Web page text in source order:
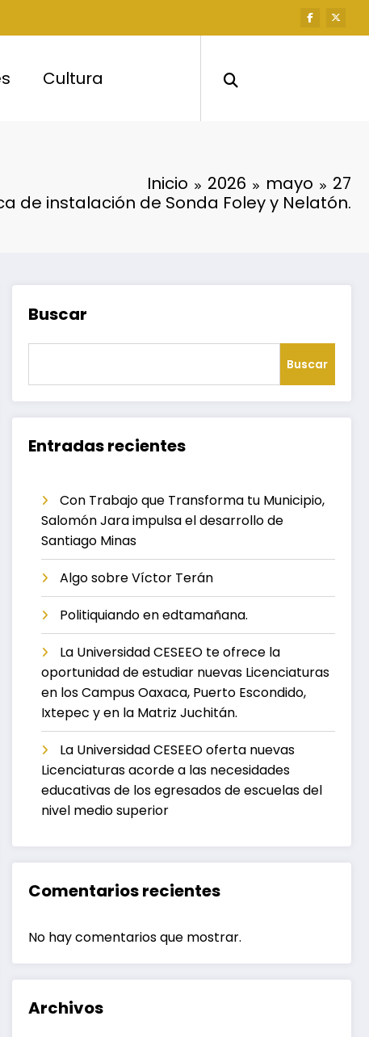
Cultura
Inicio 2026 mayo
27
de instalación de Sonda Foley y Nelatón.
Buscar
Buscar
Entradas recientes
Con Trabajo que Transforma tu Municipio,
Salomón Jara impulsa el desarrollo de
Santiago Minas
Algo sobre Víctor Terán
Politiquiando en edtamañana.
La Universidad CESEEO te ofrece la
oportunidad de estudiar nuevas Licenciaturas
en los Campus Oaxaca, Puerto Escondido,
Ixtepec y en la Matriz Juchitán.
La Universidad CESEEO oferta nuevas
Licenciaturas acorde a las necesidades
educativas de los egresados de escuelas del
nivel medio superior
Comentarios recientes
No hay comentarios que mostrar.
Archivos